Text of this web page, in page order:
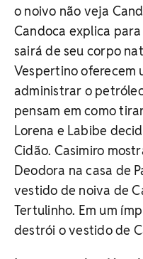
o noivo não veja
Candoca explica
sairá de seu corpo
Vespertino oferecem
administrar o
pensam em como
Lorena e Labibe
Cidão. Casimiro
Deodora na casa de
vestido de noiva de
Tertulinho. Em um
destrói o vestido de